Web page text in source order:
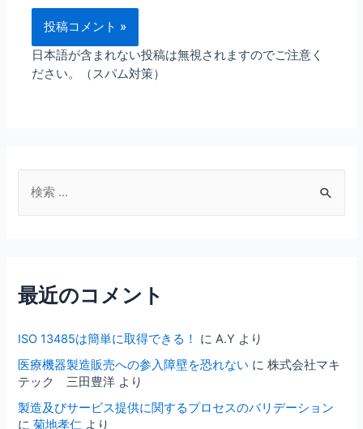
日本語が含まれない投稿は無視されますのでご注意く
ださい。（スパム対策）
最近のコメント
ISO 13485は簡単に取得できる！ にA.Y より
医療機器製造販売への参入障壁を恐れない に株式会社マキ
テック 三田豊洋 より
製造及びサービス提供に関するプロセスのバリデーション
に菊地孝仁 より